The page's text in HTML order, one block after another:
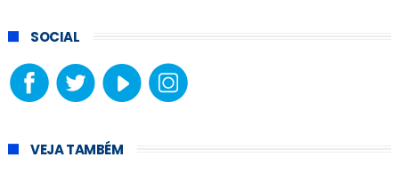
SOCIAL
VEJA TAMBÉM